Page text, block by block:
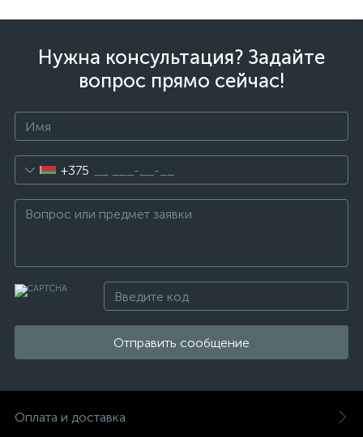
Нужна консультация? Задайте
вопрос прямо сейчас!
+375
Отправить сообщение
Оплата и доставка